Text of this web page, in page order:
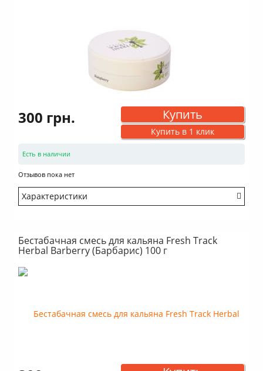
300 грн. Купить
Купить в 1 клик
Есть в наличии
Отзывов пока нет
Характеристики
Аромат: Сладкий
Аромат: Сливочный
Аромат: Ягодный
Дымность: Много
Бестабачная смесь для кальяна Fresh Track
Herbal Barberry (Барбарис) 100 г